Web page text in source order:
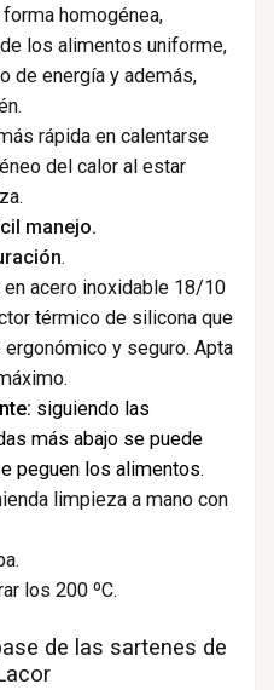
homogénea,
los alimentos uniforme,
de energía y además,
rápida en calentarse
del calor al estar
manejo.
.
acero inoxidable 18/10
térmico de silicona que
y seguro. Apta
siguiendo las
más abajo se puede
peguen los alimentos.
limpieza a mano con
los 200 ºC.
de las sartenes de